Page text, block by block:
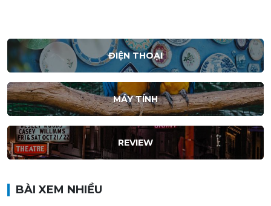
ĐIỆN THOẠI
MÁY TÍNH
REVIEW
BÀI XEM NHIỀU